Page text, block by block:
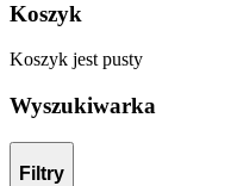
Koszyk
Koszyk jest pusty
Wyszukiwarka
Filtry